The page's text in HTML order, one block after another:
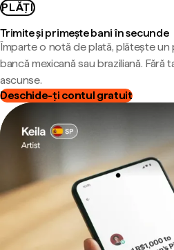
PLĂȚI
Trimite și primește bani în secunde
Împarte o notă de plată, plătește
bancă mexicană sau braziliană. Fără
ascunse.
Deschide-ți contul gratuit